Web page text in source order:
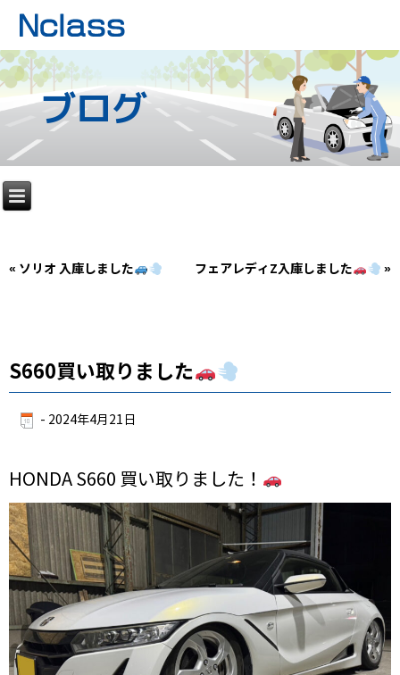
ブログ
« ソリオ 入庫しました フェアレディZ入庫しました »
S660買い取りました
- 2024年4月21日
HONDA S660 買い取りました！